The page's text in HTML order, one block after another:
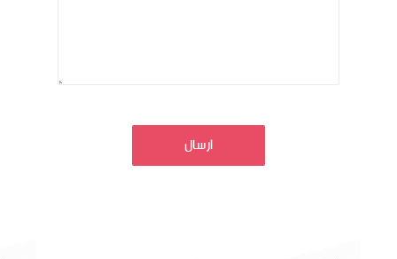
ارسال